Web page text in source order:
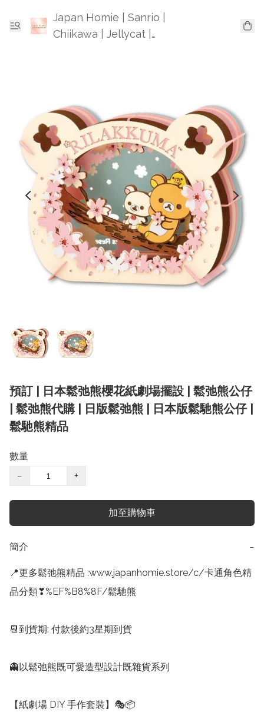
Japan Homie | Sanrio |
Chiikawa | Jellycat |
預訂 | 日本鬆弛熊櫻花紙劇場擺設 | 鬆弛熊公仔
| 鬆弛熊代購 | 日版鬆弛熊 | 日本版鬆馳熊公仔 |
鬆馳熊精品
數量
−
+
加至購物車
簡介 −
📍更多鬆弛熊精品 :www.japanhomie.store/c/卡通角色精
品分類❣%EF%B8%8F/鬆馳熊
📆到貨期: 付款後約3星期到貨
👻以鬆弛熊既可愛造型設計既雜貨系列
【紙劇場 DIY 手作套裝】🎭📦